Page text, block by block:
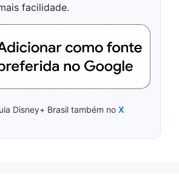
facilidade.
Disney+ Brasil também no X